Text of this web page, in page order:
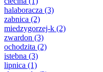
halaboracza (3)
zabnica (2)
miedzygorzej-k (2)
zwardon (3)
ochodzita (2)
istebna (3)
lipnica (1)